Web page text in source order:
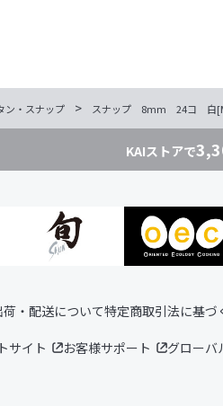
ン・スナップ > スナップ 8mm 24コ 白
KAIストアで
荷・配送について特定商取引法に基づ
サイト お客様サポート グローバ